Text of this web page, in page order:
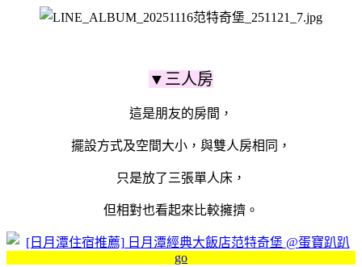
▼三人房
這是朋友的房間，
擺設方式及空間大小，與雙人房相同，
只是放了三張單人床，
但相對也看起來比較擁擠。